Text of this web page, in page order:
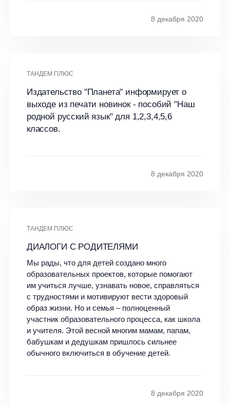
8 декабря 2020
ТАНДЕМ ПЛЮС
Издательство "Планета" информирует о
выходе из печати новинок - пособий "Наш
родной русский язык" для 1,2,3,4,5,6
классов.
8 декабря 2020
ТАНДЕМ ПЛЮС
ДИАЛОГИ С РОДИТЕЛЯМИ
Мы рады, что для детей создано много
образовательных проектов, которые помогают
им учиться лучше, узнавать новое, справляться
с трудностями и мотивируют вести здоровый
образ жизни. Но и семья – полноценный
участник образовательного процесса, как школа
и учителя. Этой весной многим мамам, папам,
бабушкам и дедушкам пришлось сильнее
обычного включиться в обучение детей.
8 декабря 2020